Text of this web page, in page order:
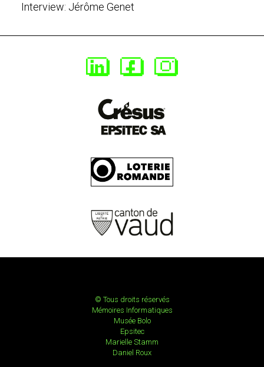
Interview: Jérôme Genet
© Tous droits réservés
Mémoires Informatiques
Musée Bolo
Epsitec
Marielle Stamm
Daniel Roux